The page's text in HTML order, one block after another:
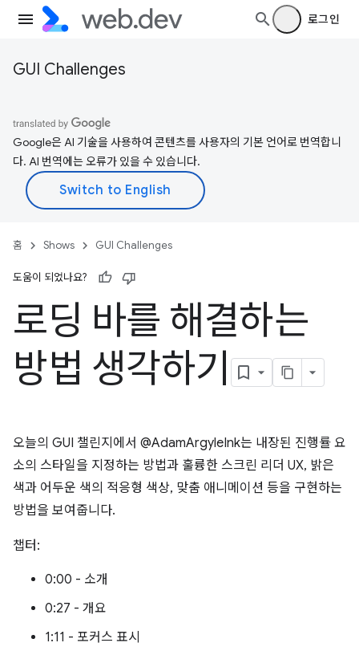
로그인
GUI Challenges
Google은 AI 기술을 사용하여 콘텐츠를 사용자의 기본 언어로 번역합니
다. AI 번역에는 오류가 있을 수 있습니다.
홈 Shows GUI Challenges
도움이 되었나요?
로딩 바를 해결하는
방법 생각하기
오늘의 GUI 챌린지에서 @AdamArgyleInk는 내장된 진행률 요
소의 스타일을 지정하는 방법과 훌륭한 스크린 리더 UX, 밝은
색과 어두운 색의 적응형 색상, 맞춤 애니메이션 등을 구현하는
방법을 보여줍니다.
챕터:
0:00 - 소개
0:27 - 개요
1:11 - 포커스 표시